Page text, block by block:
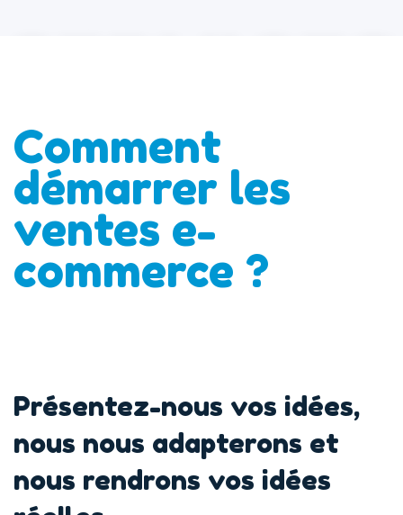
Comment
démarrer les
ventes e-
commerce ?
Présentez-nous vos idées,
nous nous adapterons et
nous rendrons vos idées